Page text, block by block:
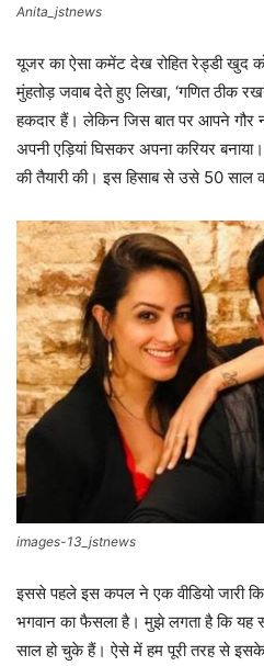
Anita_jstnews
यूजर का ऐसा कमेंट देख रोहित रेड्डी खुद
मुंहतोड़ जवाब देते हुए लिखा, ‘गणित ठीक
हकदार हैं। लेकिन जिस बात पर आपने गौर
अपनी एड़ियां घिसकर अपना करियर
की तैयारी की। इस हिसाब से उसे 50 साल
images-13_jstnews
इससे पहले इस कपल ने एक वीडियो जारी
भगवान का फैसला है। मुझे लगता है कि यह
साल हो चुके हैं। ऐसे में हम पूरी तरह से